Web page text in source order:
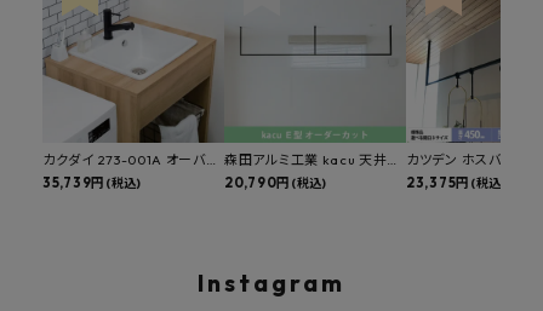
カクダイ 273-001A オーバー
カウンタースロップシンク 選
35,739円 (税込)
森田アルミ工業 kacu 天井付
け物干し E型 サイズオーダー
20,790円 (税込)
カツデン ホスバ 天井
物干し 標準サイズ ス
23,375円 (税込)
Instagram